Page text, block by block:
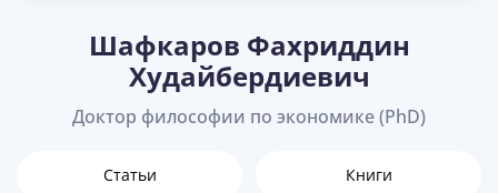
Шафкаров Фахриддин
Худайбердиевич
Доктор философии по экономике (PhD)
Статьи Книги